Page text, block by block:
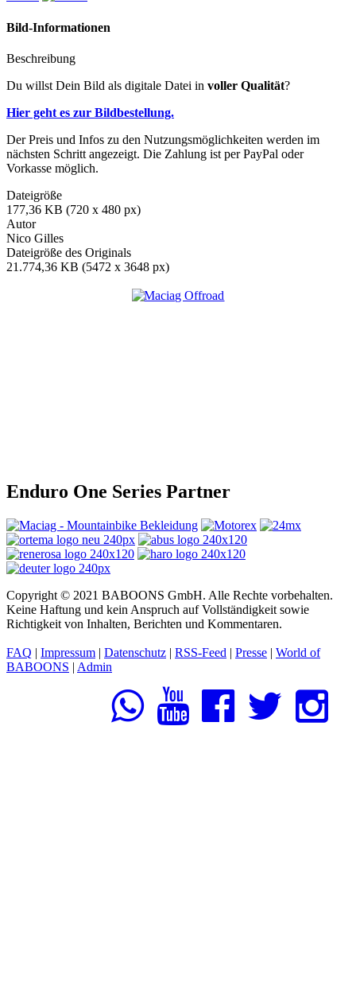
Bild-Informationen
Beschreibung
Du willst Dein Bild als digitale Datei in voller Qualität?
Hier geht es zur Bildbestellung.
Der Preis und Infos zu den Nutzungsmöglichkeiten werden im
nächsten Schritt angezeigt. Die Zahlung ist per PayPal oder
Vorkasse möglich.
Dateigröße
177,36 KB (720 x 480 px)
Autor
Nico Gilles
Dateigröße des Originals
21.774,36 KB (5472 x 3648 px)
Enduro One Series Partner
Copyright © 2021 BABOONS GmbH. Alle Rechte vorbehalten.
Keine Haftung und kein Anspruch auf Vollständigkeit sowie
Richtigkeit von Inhalten, Berichten und Kommentaren.
FAQ | Impressum | Datenschutz | RSS-Feed | Presse | World of
BABOONS | Admin